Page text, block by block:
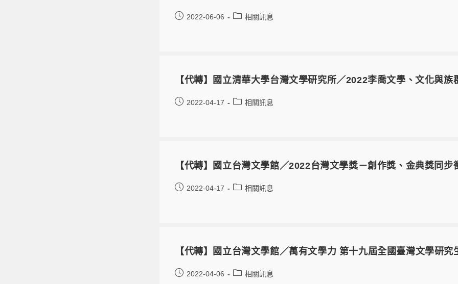
2022-06-06 相關訊息
【代轉】國立清華大學台灣文學研究所／2022李喬文學、文化與
2022-04-17 相關訊息
【代轉】國立台灣文學館／2022台灣文學獎－創作獎、金典獎同步
2022-04-17 相關訊息
【代轉】國立台灣文學館／萬有文學力 第十九屆全國臺灣文學研究
2022-04-06 相關訊息